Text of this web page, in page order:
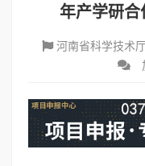
年产学研合
河南省科学技术